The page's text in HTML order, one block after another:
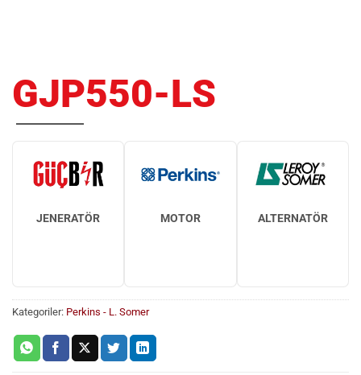
GJP550-LS
JENERATÖR MOTOR ALTERNATÖR
Kategoriler: Perkins - L. Somer